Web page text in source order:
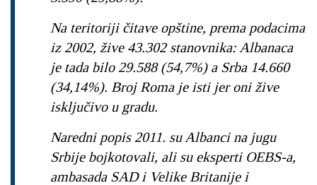
Na teritoriji čitave opštine, prema podacima
iz 2002, žive 43.302 stanovnika: Albanaca
je tada bilo 29.588 (54,7%) a Srba 14.660
(34,14%). Broj Roma je isti jer oni žive
isključivo u gradu.
Naredni popis 2011. su Albanci na jugu
Srbije bojkotovali, ali su eksperti OEBS-a,
ambasada SAD i Velike Britanije i